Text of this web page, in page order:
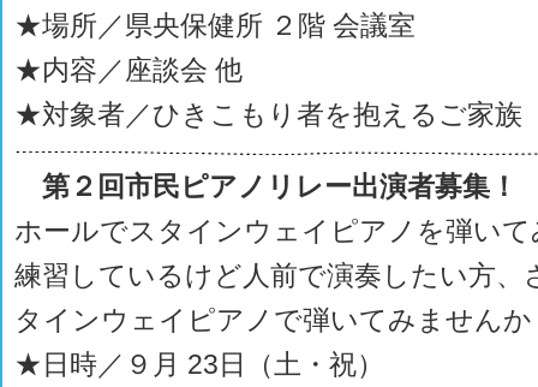
★場所／県央保健所 ２階 会議室
★内容／座談会 他
★対象者／ひきこもり者を抱えるご家族
第２回市民ピアノリレー出演者募集！
ホールでスタインウェイピアノを弾い
練習しているけど人前で演奏したい方、
タインウェイピアノで弾いてみませんか
★日時／９月 23日（土・祝）